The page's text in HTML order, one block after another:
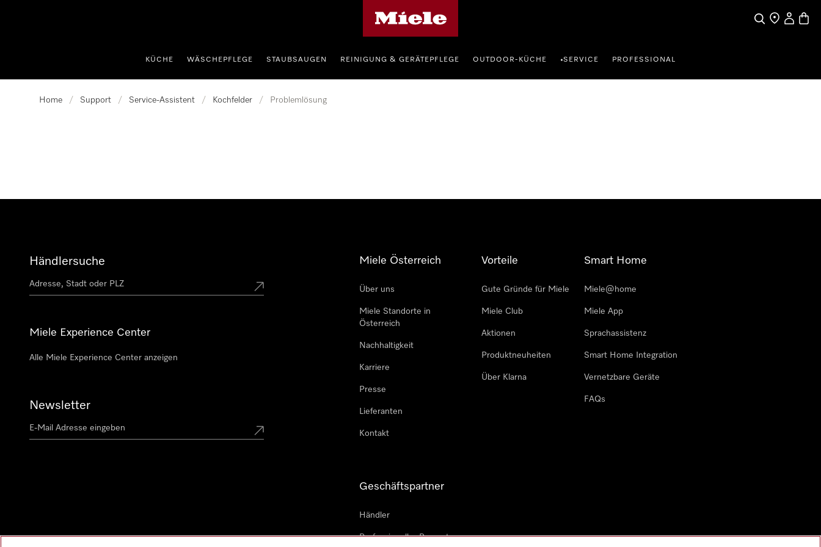
SucheHändlersuche
KÜCHE WÄSCHEPFLEGE STAUBSAUGEN REINIGUNG & GERÄTEPFLEGE OUTDOOR-KÜCHE •SERVICE PROFESSIONAL
Home / Support / Service-Assistent / Kochfelder / Problemlösung
Händlersuche
Miele Experience Center
Alle Miele Experience Center anzeigen
Newsletter
Miele Österreich
Über uns
Miele Standorte in
Österreich
Nachhaltigkeit
Karriere
Presse
Lieferanten
Kontakt
Vorteile
Gute Gründe für Miele
Miele Club
Aktionen
Produktneuheiten
Über Klarna
Smart Home
Miele@home
Miele App
Sprachassistenz
Smart Home Integration
Vernetzbare Geräte
FAQs
Geschäftspartner
Händler
Professioneller Reparateur